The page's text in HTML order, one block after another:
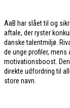
AaB har slået til og
aftale, der ryster
danske talentmiljø.
de unge profiler, mens
motivationsboost.
direkte udfordring til
store navn.